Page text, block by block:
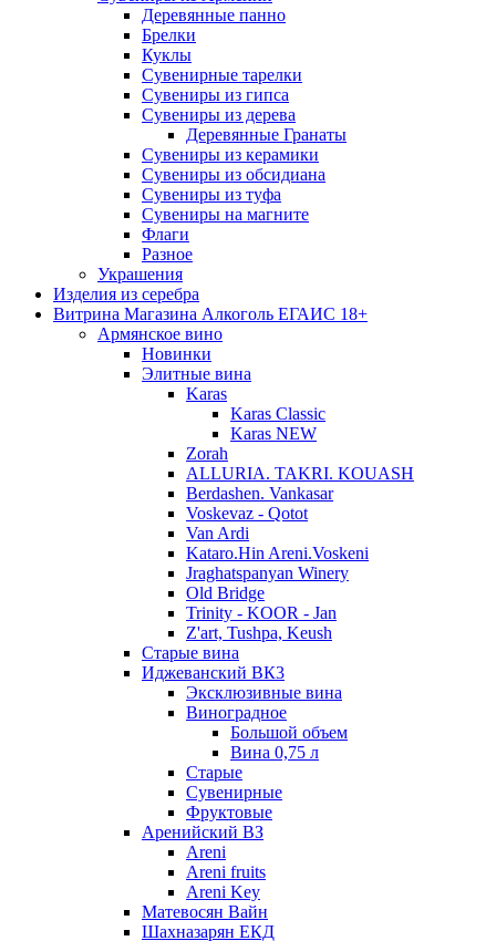
Деревянные панно
Брелки
Куклы
Сувенирные тарелки
Сувениры из гипса
Сувениры из дерева
Деревянные Гранаты
Сувениры из керамики
Сувениры из обсидиана
Сувениры из туфа
Сувениры на магните
Флаги
Разное
Украшения
Изделия из серебра
Витрина Магазина Алкоголь ЕГАИС 18+
Армянское вино
Новинки
Элитные вина
Karas
Karas Classic
Karas NEW
Zorah
ALLURIA. TAKRI. KOUASH
Berdashen. Vankasar
Voskevaz - Qotot
Van Ardi
Kataro.Hin Areni.Voskeni
Jraghatspanyan Winery
Old Bridge
Trinity - KOOR - Jan
Z'art, Tushpa, Keush
Старые вина
Иджеванский ВК3
Эксклюзивные вина
Виноградное
Большой объем
Вина 0,75 л
Старые
Сувенирные
Фруктовые
Аренийский ВЗ
Areni
Areni fruits
Areni Key
Матевосян Вайн
Шахназарян ЕКД